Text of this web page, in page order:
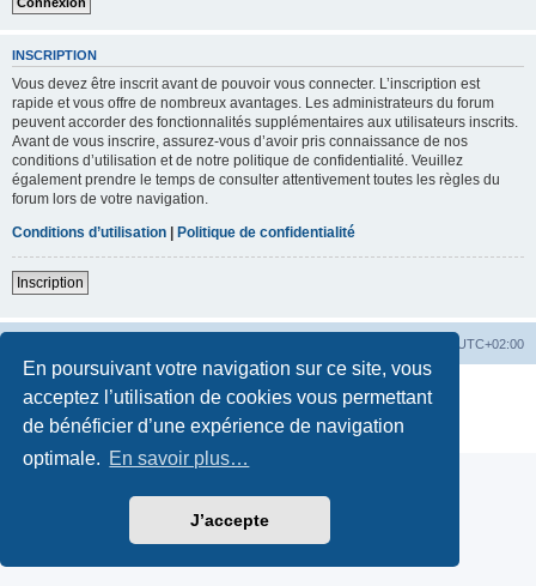
En poursuivant votre navigation sur ce site, vous
acceptez l’utilisation de cookies vous permettant
de bénéficier d’une expérience de navigation
optimale. En savoir plus…
J’accepte
INSCRIPTION
Vous devez être inscrit avant de pouvoir vous connecter. L’inscription est
rapide et vous offre de nombreux avantages. Les administrateurs du forum
peuvent accorder des fonctionnalités supplémentaires aux utilisateurs inscrits.
Avant de vous inscrire, assurez-vous d’avoir pris connaissance de nos
conditions d’utilisation et de notre politique de confidentialité. Veuillez
également prendre le temps de consulter attentivement toutes les règles du
forum lors de votre navigation.
Conditions d’utilisation | Politique de confidentialité
Inscription
UTC+02:00
Traduction française officielle© Qiaeru
Confidentialité|Conditions